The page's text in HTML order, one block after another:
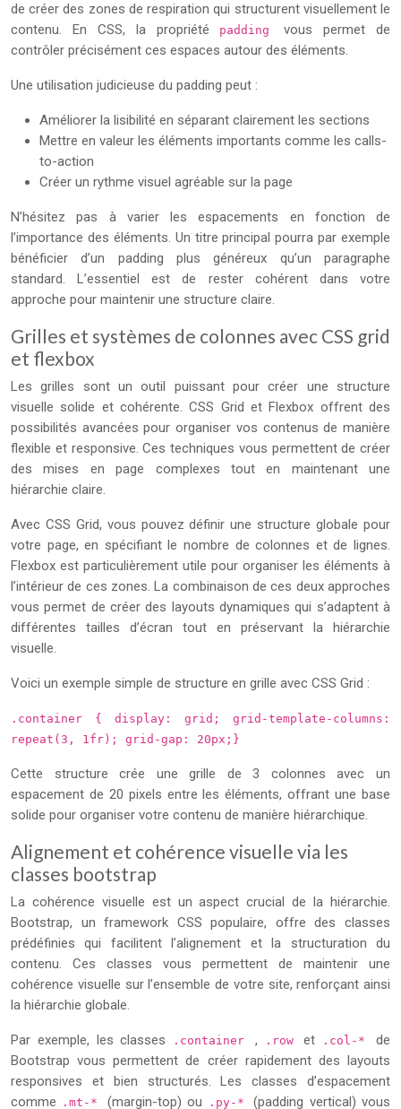
de créer des zones de respiration qui structurent visuellement le
contenu. En CSS, la propriété
paddingvous permet de
contrôler précisément ces espaces autour des éléments.
Une utilisation judicieuse du padding peut :
Améliorer la lisibilité en séparant clairement les sections
Mettre en valeur les éléments importants comme les calls-
to-action
Créer un rythme visuel agréable sur la page
N’hésitez pas à varier les espacements en fonction de
l’importance des éléments. Un titre principal pourra par exemple
bénéficier d’un padding plus généreux qu’un paragraphe
standard. L’essentiel est de rester cohérent dans votre
approche pour maintenir une structure claire.
Grilles et systèmes de colonnes avec CSS grid
et flexbox
Les grilles sont un outil puissant pour créer une structure
visuelle solide et cohérente. CSS Grid et Flexbox offrent des
possibilités avancées pour organiser vos contenus de manière
flexible et responsive. Ces techniques vous permettent de créer
des mises en page complexes tout en maintenant une
hiérarchie claire.
Avec CSS Grid, vous pouvez définir une structure globale pour
votre page, en spécifiant le nombre de colonnes et de lignes.
Flexbox est particulièrement utile pour organiser les éléments à
l’intérieur de ces zones. La combinaison de ces deux approches
vous permet de créer des layouts dynamiques qui s’adaptent à
différentes tailles d’écran tout en préservant la hiérarchie
visuelle.
Voici un exemple simple de structure en grille avec CSS Grid :
.container { display: grid; grid-template-columns:
repeat(3, 1fr); grid-gap: 20px;}
Cette structure crée une grille de 3 colonnes avec un
espacement de 20 pixels entre les éléments, offrant une base
solide pour organiser votre contenu de manière hiérarchique.
Alignement et cohérence visuelle via les
classes bootstrap
La cohérence visuelle est un aspect crucial de la hiérarchie.
Bootstrap, un framework CSS populaire, offre des classes
prédéfinies qui facilitent l’alignement et la structuration du
contenu. Ces classes vous permettent de maintenir une
cohérence visuelle sur l’ensemble de votre site, renforçant ainsi
la hiérarchie globale.
Par exemple, les classes .container , .rowet .col-*de
Bootstrap vous permettent de créer rapidement des layouts
responsives et bien structurés. Les classes d’espacement
comme
.mt-* (margin-top) ou .py-*(padding vertical) vous